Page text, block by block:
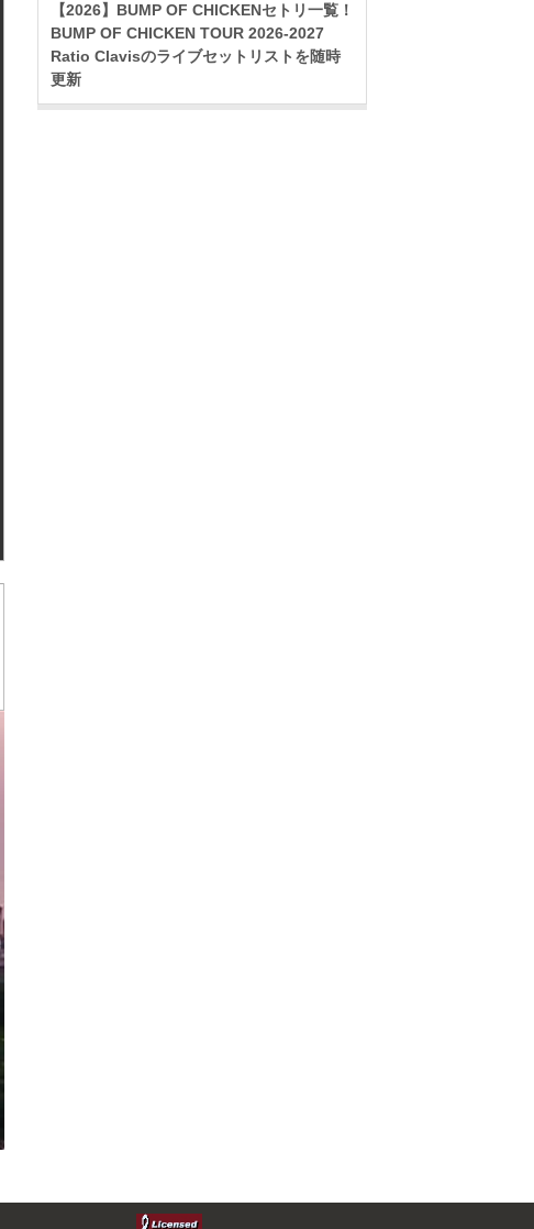
【2026】BUMP OF CHICKENセトリ一覧！
BUMP OF CHICKEN TOUR 2026-2027
Ratio Clavisのライブセットリストを随時
更新